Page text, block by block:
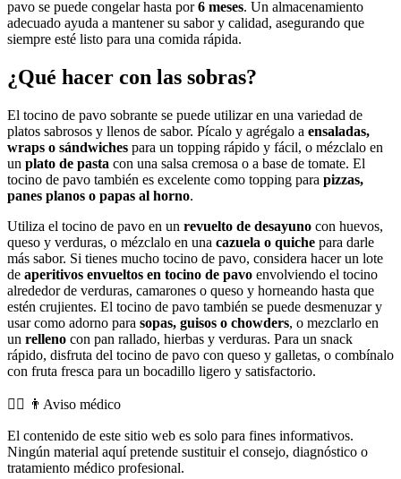
pavo se puede congelar hasta por6 meses. Un almacenamiento
adecuado ayuda a mantener su sabor y calidad, asegurando que
siempre esté listo para una comida rápida.
¿Qué hacer con las sobras?
El tocino de pavo sobrante se puede utilizar en una variedad de
platos sabrosos y llenos de sabor. Pícalo y agrégalo a ensaladas,
wraps o sándwiches para un topping rápido y fácil, o mézclalo en
un plato de pasta con una salsa cremosa o a base de tomate. El
tocino de pavo también es excelente como topping para pizzas,
panes planos o papas al horno.
Utiliza el tocino de pavo en un revuelto de desayuno con huevos,
queso y verduras, o mézclalo en una cazuela o quiche para darle
más sabor. Si tienes mucho tocino de pavo, considera hacer un lote
de aperitivos envueltos en tocino de pavo envolviendo el tocino
alrededor de verduras, camarones o queso y horneando hasta que
estén crujientes. El tocino de pavo también se puede desmenuzar y
usar como adorno para sopas, guisos o chowders, o mezclarlo en
un relleno con pan rallado, hierbas y verduras. Para un snack
rápido, disfruta del tocino de pavo con queso y galletas, o combínalo
con fruta fresca para un bocadillo ligero y satisfactorio.
👨‍⚕️️ 👨Aviso médico
El contenido de este sitio web es solo para fines informativos.
Ningún material aquí pretende sustituir el consejo, diagnóstico o
tratamiento médico profesional.